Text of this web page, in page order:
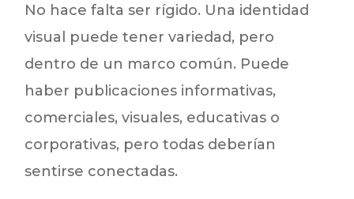
No hace falta ser rígido. Una identidad
visual puede tener variedad, pero
dentro de un marco común. Puede
haber publicaciones informativas,
comerciales, visuales, educativas o
corporativas, pero todas deberían
sentirse conectadas.